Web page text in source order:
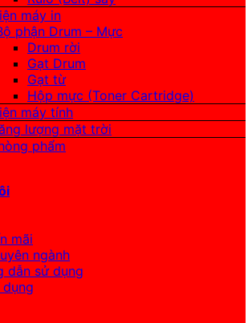
máy in
phận Drum – Mực
Drum rời
Gạt Drum
Gạt từ
Hộp mực (Toner Cartridge)
máy tính
lượng mặt trời
phẩm
mãi
ngành
dẫn sử dụng
dụng